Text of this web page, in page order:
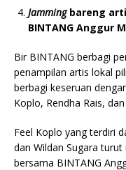
Jammingbareng
BINTANG Anggur
Bir BINTANG berbagi
penampilan artis lokal
berbagi keseruan
Koplo, Rendha Rais,
Feel Koplo yang terdiri
dan Wildan Sugara
bersama BINTANG